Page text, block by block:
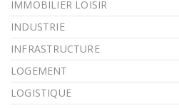
IMMOBILIER LOISIR
INDUSTRIE
INFRASTRUCTURE
LOGEMENT
LOGISTIQUE